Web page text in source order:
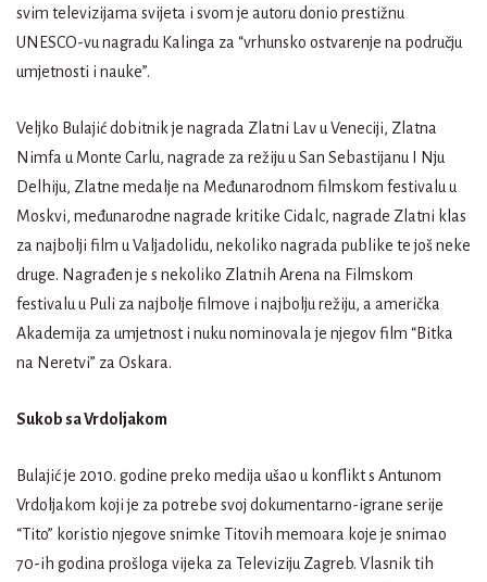
svim televizijama svijeta i svom je autoru donio prestižnu
UNESCO-vu nagradu Kalinga za “vrhunsko ostvarenje na području
umjetnosti i nauke”.
Veljko Bulajić dobitnik je nagrada Zlatni Lav u Veneciji, Zlatna
Nimfa u Monte Carlu, nagrade za režiju u San Sebastijanu I Nju
Delhiju, Zlatne medalje na Međunarodnom filmskom festivalu u
Moskvi, međunarodne nagrade kritike Cidalc, nagrade Zlatni klas
za najbolji film u Valjadolidu, nekoliko nagrada publike te još neke
druge. Nagrađen je s nekoliko Zlatnih Arena na Filmskom
festivalu u Puli za najbolje filmove i najbolju režiju, a američka
Akademija za umjetnost i nuku nominovala je njegov film “Bitka
na Neretvi” za Oskara.
Sukob sa Vrdoljakom
Bulajić je 2010. godine preko medija ušao u konflikt s Antunom
Vrdoljakom koji je za potrebe svoj dokumentarno-igrane serije
“Tito” koristio njegove snimke Titovih memoara koje je snimao
70-ih godina prošloga vijeka za Televiziju Zagreb. Vlasnik tih